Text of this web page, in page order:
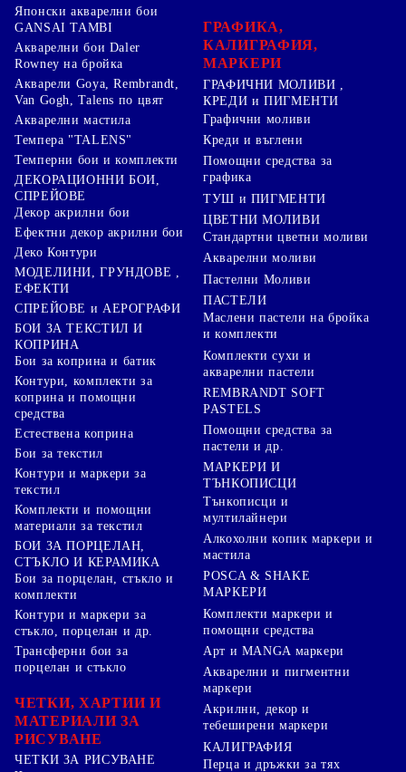
Японски акварелни бои
GANSAI TAMBI
Акварелни бои Daler
Rowney на бройка
Акварели Goya, Rembrandt,
Van Gogh, Talens по цвят
Акварелни мастила
Темпера "TALENS"
Темперни бои и комплекти
ДЕКОРАЦИОННИ БОИ,
СПРЕЙОВЕ
Декор акрилни бои
Ефектни декор акрилни бои
Деко Контури
МОДЕЛИНИ, ГРУНДОВЕ ,
ЕФЕКТИ
СПРЕЙОВЕ и АЕРОГРАФИ
БОИ ЗА ТЕКСТИЛ И
КОПРИНА
Бои за коприна и батик
Контури, комплекти за
коприна и помощни
средства
Естествена коприна
Бои за текстил
Контури и маркери за
текстил
Комплекти и помощни
материали за текстил
БОИ ЗА ПОРЦЕЛАН,
СТЪКЛО И КЕРАМИКА
Бои за порцелан, стъкло и
комплекти
Контури и маркери за
стъкло, порцелан и др.
Трансферни бои за
порцелан и стъкло
ЧЕТКИ, ХАРТИИ И
МАТЕРИАЛИ ЗА
РИСУВАНЕ
ЧЕТКИ ЗА РИСУВАНЕ
ГРАФИКА,
КАЛИГРАФИЯ,
МАРКЕРИ
ГРАФИЧНИ МОЛИВИ ,
КРЕДИ и ПИГМЕНТИ
Графични моливи
Креди и въглени
Помощни средства за
графика
ТУШ и ПИГМЕНТИ
ЦВЕТНИ МОЛИВИ
Стандартни цветни моливи
Акварелни моливи
Пастелни Моливи
ПАСТЕЛИ
Маслени пастели на бройка
и комплекти
Комплекти сухи и
акварелни пастели
REMBRANDT SOFT
PASTELS
Помощни средства за
пастели и др.
МАРКЕРИ И
ТЪНКОПИСЦИ
Тънкописци и
мултилайнери
Алкохолни копик маркери и
мастила
POSCA & SHAKE
МАРКЕРИ
Комплекти маркери и
помощни средства
Арт и MANGA маркери
Акварелни и пигментни
маркери
Акрилни, декор и
тебеширени маркери
КАЛИГРАФИЯ
Перца и дръжки за тях